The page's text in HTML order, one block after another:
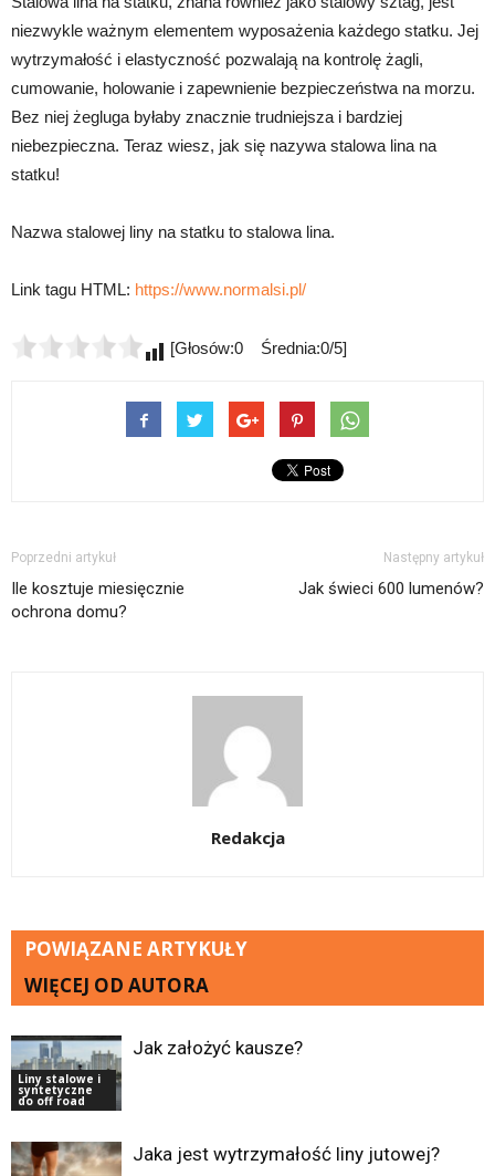
niezwykle ważnym elementem wyposażenia każdego statku. Jej
wytrzymałość i elastyczność pozwalają na kontrolę żagli,
cumowanie, holowanie i zapewnienie bezpieczeństwa na morzu.
Bez niej żegluga byłaby znacznie trudniejsza i bardziej
niebezpieczna. Teraz wiesz, jak się nazywa stalowa lina na
statku!
Nazwa stalowej liny na statku to stalowa lina.
Link tagu HTML: https://www.normalsi.pl/
[Głosów:0 Średnia:0/5]
Poprzedni artykuł
Ile kosztuje miesięcznie
ochrona domu?
Następny artykuł
Jak świeci 600 lumenów?
Redakcja
POWIĄZANE ARTYKUŁY
WIĘCEJ OD AUTORA
Liny stalowe i
syntetyczne
do off road
Jak założyć kausze?
Jaka jest wytrzymałość liny jutowej?